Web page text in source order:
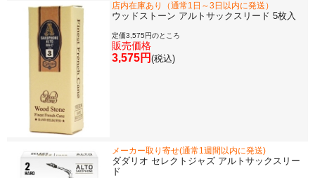
店内在庫あり（通常1日～3日以内に発送）
ウッドストーン アルトサックスリード 5枚入
定価3,575円のところ
販売価格
3,575円 (税込)
メーカー取り寄せ(通常1週間以内に発送)
ダダリオ セレクトジャズ アルトサックスリー
ド